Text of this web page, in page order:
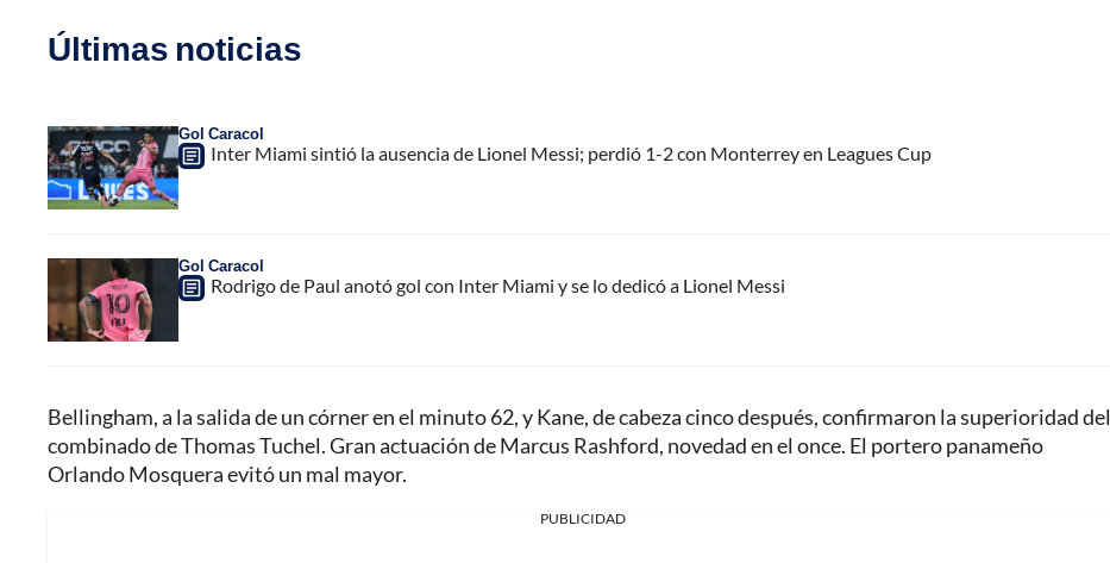
Últimas noticias
Gol Caracol
Inter Miami sintió la ausencia de Lionel Messi; perdió 1-2 con Monterrey en Leagues Cup
Gol Caracol
Rodrigo de Paul anotó gol con Inter Miami y se lo dedicó a Lionel Messi
Bellingham, a la salida de un córner en el minuto 62, y Kane, de cabeza cinco después, confirmaron la superioridad del
combinado de Thomas Tuchel. Gran actuación de Marcus Rashford, novedad en el once. El portero panameño
Orlando Mosquera evitó un mal mayor.
PUBLICIDAD